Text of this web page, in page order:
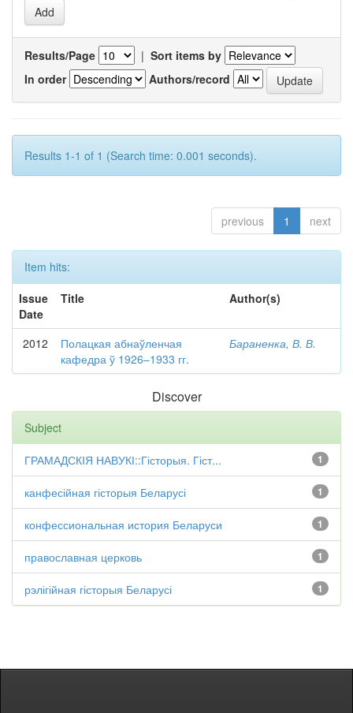
Results/Page | Sort items by
In order
Authors/record
Results 1-1 of 1 (Search time: 0.001 seconds).
previous 1 next
Item hits:
Issue
Date
Title Author(s)
2012
Полацкая абнаўленчая
кафедра ў 1926–1933 гг.
Бараненка, В. В.
Discover
Subject
1
ГРАМАДСКІЯ НАВУКІ::Гісторыя. Гіст...
1
канфесійная гісторыя Беларусі
1
конфессиональная история Беларуси
1
православная церковь
1
рэлігійная гісторыя Беларусі